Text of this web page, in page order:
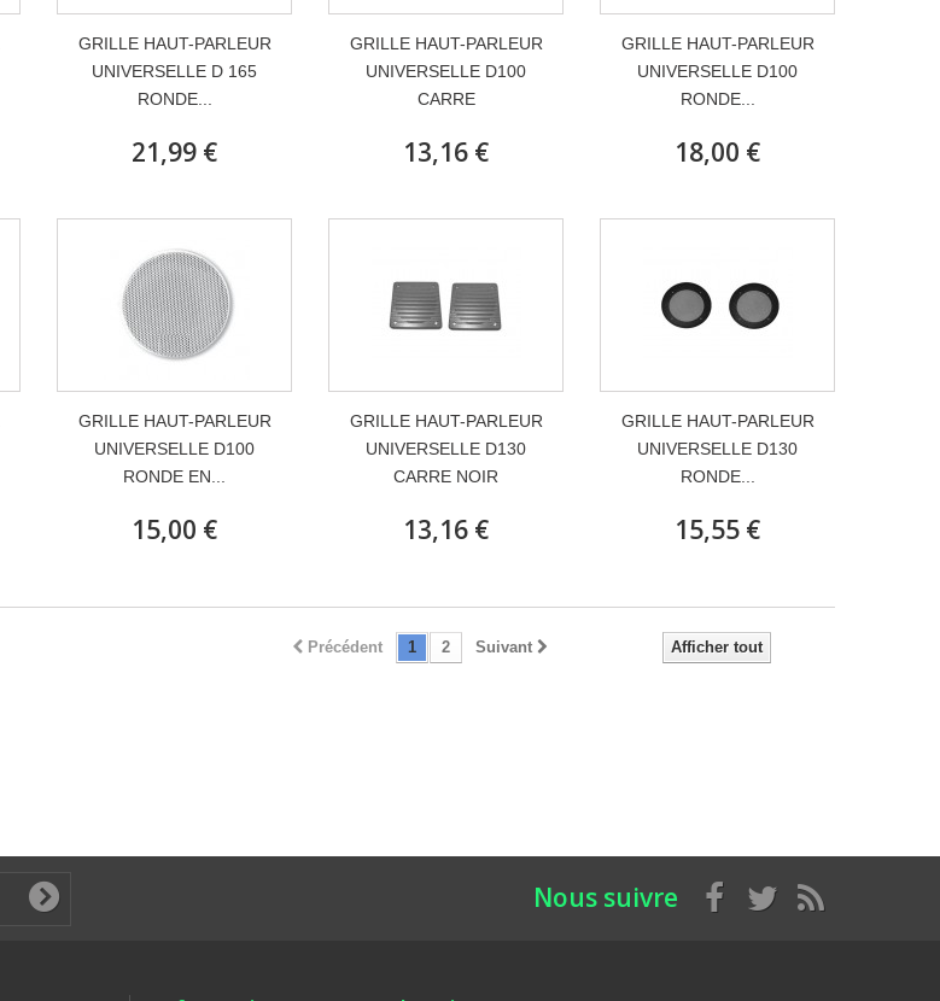
GRILLE HAUT-PARLEUR
UNIVERSELLE D 165
RONDE...
21,99 €
GRILLE HAUT-PARLEUR
UNIVERSELLE D100
CARRE
13,16 €
GRILLE HAUT-PARLEUR
UNIVERSELLE D100
RONDE...
18,00 €
GRILLE HAUT-PARLEUR
UNIVERSELLE D100
RONDE EN...
15,00 €
GRILLE HAUT-PARLEUR
UNIVERSELLE D130
CARRE NOIR
13,16 €
GRILLE HAUT-PARLEUR
UNIVERSELLE D130
RONDE...
15,55 €
Afficher tout
Précédent 1 2 Suivant
Nous suivre